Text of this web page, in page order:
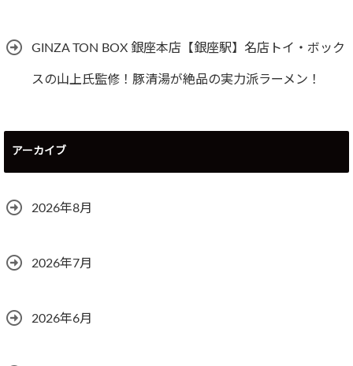
GINZA TON BOX 銀座本店【銀座駅】名店トイ・ボック
スの山上氏監修！豚清湯が絶品の実力派ラーメン！
アーカイブ
2026年8月
2026年7月
2026年6月